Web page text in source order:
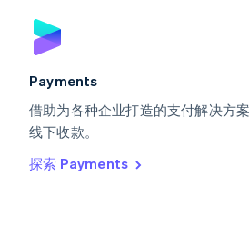
Payments
借助为各种企业打造的支付解决方
线下收款。
探索 Payments
English
斯洛文尼亚
泰国
ไทยEnglish
希腊
English
西班牙